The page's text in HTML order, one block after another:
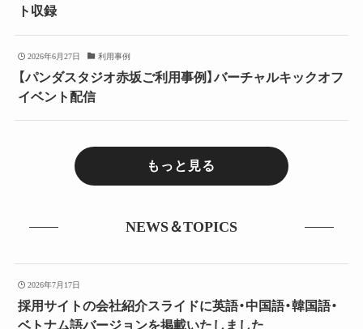
ト収録
2026年6月27日 利用事例
【パンダスタジオ赤坂ご利用事例】バーチャルキックオフ
イベント配信
もっと見る
NEWS＆TOPICS
2026年7月17日
採用サイトの会社紹介スライドに英語・中国語・韓国語・
ベトナム語バージョンを掲載いたしました